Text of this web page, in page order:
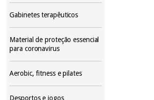
Gabinetes terapêuticos
Material de proteção essencial
para coronavirus
Aerobic, fitness e pilates
Desportos e jogos